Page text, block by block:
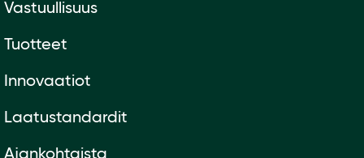
Vastuullisuus
Tuotteet
Innovaatiot
Laatustandardit
Ajankohtaista